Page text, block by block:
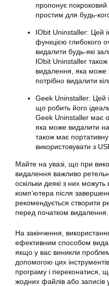
пропонує
простим для будь-
IObit Uninstaller: Цей
функцією глибокого
видалити будь-які
IObit Uninstaller
видалення, яка
потрібно видалити
Geek Uninstaller: Цей
що робить його
Geek Uninstaller має
яка може видалити
також має
використовувати з
Майте на увазі, що при
видалення важливо
оскільки деякі з них
комп’ютера після
рекомендується створити
перед початком видалення.
На закінчення,
ефективним способом
якщо у вас виникли
допомогою цих
програму і переконатися,
жодних файлів або записів у